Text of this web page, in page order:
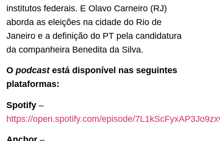
institutos federais. E Olavo Carneiro (RJ)
aborda as eleições na cidade do Rio de
Janeiro e a definição do PT pela candidatura
da companheira Benedita da Silva.
O podcastestá disponível nas seguintes
plataformas:
Spotify –
https://open.spotify.com/episode/